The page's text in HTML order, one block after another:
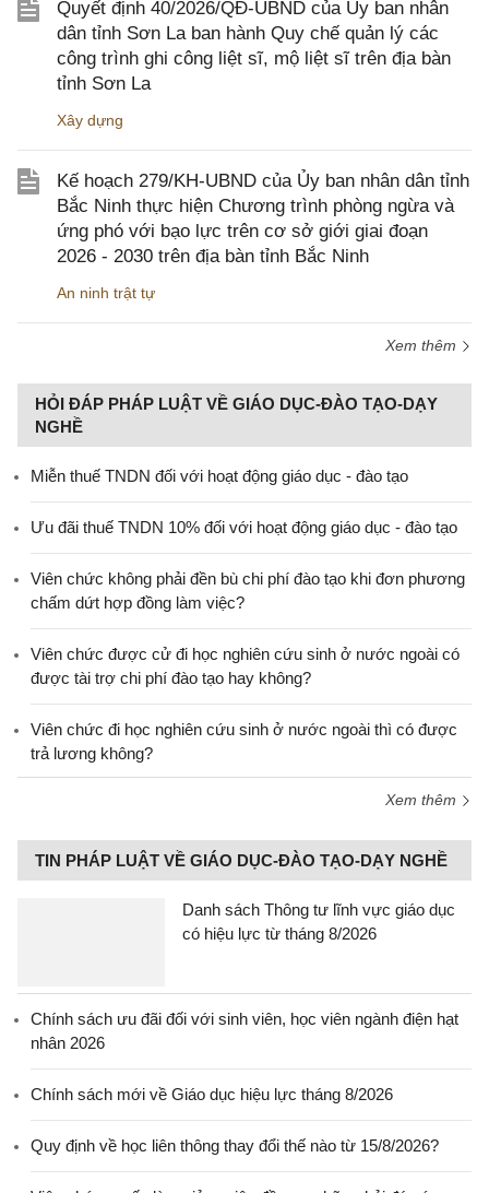
Quyết định 40/2026/QĐ-UBND của Ủy ban nhân
dân tỉnh Sơn La ban hành Quy chế quản lý các
công trình ghi công liệt sĩ, mộ liệt sĩ trên địa bàn
tỉnh Sơn La
Xây dựng
Kế hoạch 279/KH-UBND của Ủy ban nhân dân tỉnh
Bắc Ninh thực hiện Chương trình phòng ngừa và
ứng phó với bạo lực trên cơ sở giới giai đoạn
2026 - 2030 trên địa bàn tỉnh Bắc Ninh
An ninh trật tự
Xem thêm
HỎI ĐÁP PHÁP LUẬT VỀ GIÁO DỤC-ĐÀO TẠO-DẠY
NGHỀ
Miễn thuế TNDN đối với hoạt động giáo dục - đào tạo
Ưu đãi thuế TNDN 10% đối với hoạt động giáo dục - đào tạo
Viên chức không phải đền bù chi phí đào tạo khi đơn phương
chấm dứt hợp đồng làm việc?
Viên chức được cử đi học nghiên cứu sinh ở nước ngoài có
được tài trợ chi phí đào tạo hay không?
Viên chức đi học nghiên cứu sinh ở nước ngoài thì có được
trả lương không?
Xem thêm
TIN PHÁP LUẬT VỀ GIÁO DỤC-ĐÀO TẠO-DẠY NGHỀ
Danh sách Thông tư lĩnh vực giáo dục
có hiệu lực từ tháng 8/2026
Chính sách ưu đãi đối với sinh viên, học viên ngành điện hạt
nhân 2026
Chính sách mới về Giáo dục hiệu lực tháng 8/2026
Quy định về học liên thông thay đổi thế nào từ 15/8/2026?